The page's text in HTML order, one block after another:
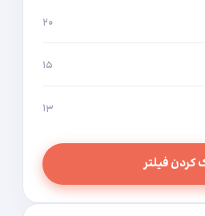
۲۰
۱۵
۱۳
کردن فیلتر